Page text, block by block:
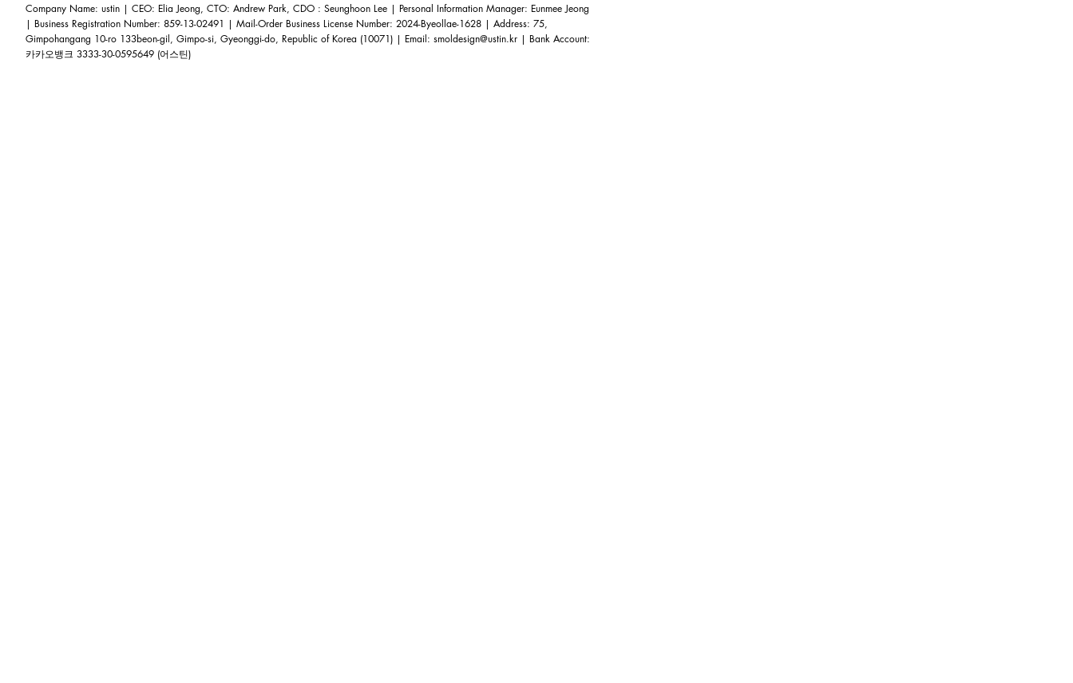
Company Name: ustin | CEO: Elia Jeong, CTO: Andrew Park, CDO : Seunghoon Lee | Personal Information Manager: Eunmee Jeong
| Business Registration Number: 859-13-02491 | Mail-Order Business License Number: 2024-Byeollae-1628 | Address: 75,
Gimpohangang 10-ro 133beon-gil, Gimpo-si, Gyeonggi-do, Republic of Korea (10071) | Email:smoldesign@ustin.kr | Bank Account:
카카오뱅크 3333-30-0595649 (어스틴)